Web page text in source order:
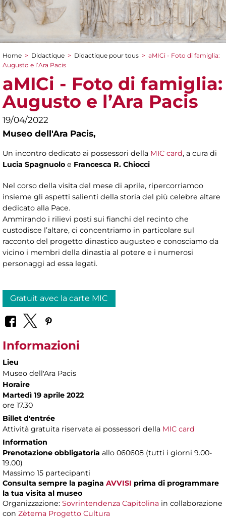
You are here
Home > Didactique > Didactique pour tous > aMICi - Foto di famiglia:
Augusto e l’Ara Pacis
aMICi - Foto di famiglia:
Augusto e l’Ara Pacis
19/04/2022
Museo dell'Ara Pacis,
Un incontro dedicato ai possessori della MIC card, a cura di
Lucia Spagnuolo e Francesca R. Chiocci
Nel corso della visita del mese di aprile, ripercorriamoo
insieme gli aspetti salienti della storia del più celebre altare
dedicato alla Pace.
Ammirando i rilievi posti sui fianchi del recinto che
custodisce l’altare, ci concentriamo in particolare sul
racconto del progetto dinastico augusteo e conosciamo da
vicino i membri della dinastia al potere e i numerosi
personaggi ad essa legati.
Gratuit avec la carte MIC
Informazioni
Lieu
Museo dell'Ara Pacis
Horaire
Martedì 19 aprile 2022
ore 17.30
Billet d'entrée
Attività gratuita riservata ai possessori della MIC card
Information
Prenotazione obbligatoria allo 060608 (tutti i giorni 9.00-
19.00)
Massimo 15 partecipanti
Consulta sempre la pagina AVVISI prima di programmare
la tua visita al museo
Organizzazione: Sovrintendenza Capitolina in collaborazione
con Zètema Progetto Cultura